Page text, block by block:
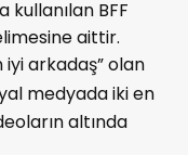
kullanılan BFF
aittir.
arkadaş” olan
medyada iki en